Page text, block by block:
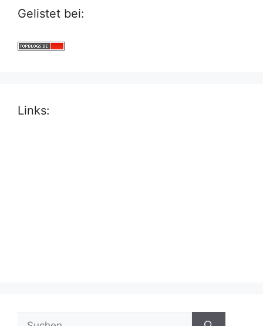
Gelistet bei:
Links: